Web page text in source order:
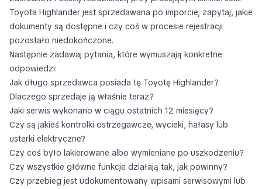
Toyota Highlander jest sprzedawana po imporcie, zapytaj, jakie
dokumenty są dostępne i czy coś w procesie rejestracji
pozostało niedokończone.
Następnie zadawaj pytania, które wymuszają konkretne
odpowiedzi:
Jak długo sprzedawca posiada tę Toyotę Highlander?
Dlaczego sprzedaje ją właśnie teraz?
Jaki serwis wykonano w ciągu ostatnich 12 miesięcy?
Czy są jakieś kontrolki ostrzegawcze, wycieki, hałasy lub
usterki elektryczne?
Czy coś było lakierowane albo wymieniane po uszkodzeniu?
Czy wszystkie główne funkcje działają tak, jak powinny?
Czy przebieg jest udokumentowany wpisami serwisowymi lub